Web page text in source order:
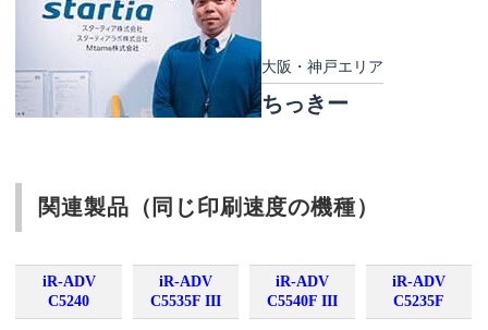
大阪・神戸エリア
ちっきー
関連製品（同じ印刷速度の機種）
iR-ADV
C5240
iR-ADV
C5535F III
iR-ADV
C5540F III
iR-ADV
C5235F